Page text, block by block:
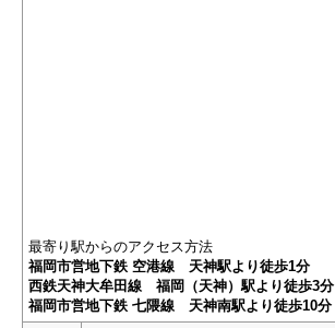
最寄り駅からのアクセス方法
福岡市営地下鉄 空港線 天神駅より徒歩1分
西鉄天神大牟田線 福岡（天神）駅より徒歩3分
福岡市営地下鉄 七隈線 天神南駅より徒歩10分